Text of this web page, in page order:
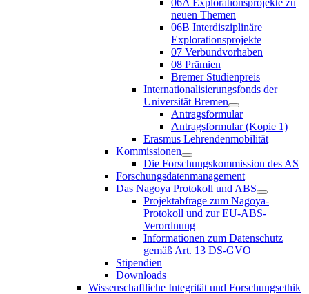
neuen Themen
06B Interdisziplinäre
Explorationsprojekte
07 Verbundvorhaben
08 Prämien
Bremer Studienpreis
Internationalisierungsfonds der
Universität Bremen
Antragsformular
Antragsformular (Kopie 1)
Erasmus Lehrendenmobilität
Kommissionen
Die Forschungskommission des AS
Forschungsdatenmanagement
Das Nagoya Protokoll und ABS
Projektabfrage zum Nagoya-
Protokoll und zur EU-ABS-
Verordnung
Informationen zum Datenschutz
gemäß Art. 13 DS-GVO
Stipendien
Downloads
Wissenschaftliche Integrität und Forschungsethik